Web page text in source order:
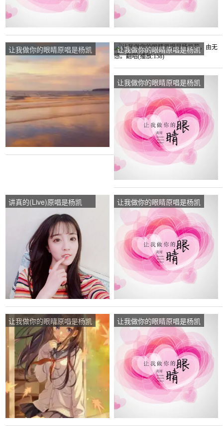
让我做你的眼睛原唱是杨凯
莉，由停港.瓶邪翻唱(播
放:50)
让我做你的眼睛原唱是杨凯
莉，由无感。翻唱(播
放:158)
让我做你的眼睛原唱是杨凯
莉，由℡阿叼翻唱(播
放:64)
讲真的(Live)原唱是杨凯
莉，由愤怒的雪人翻唱(播
让我做你的眼睛原唱是杨凯
莉，由艺海晓丽翻唱(播
放:15)
让我做你的眼睛原唱是杨凯
莉，由贤音轩❀凉雪儿&翻
唱(播放:111)
让我做你的眼睛原唱是杨凯
莉，由歪哥翻唱(试听次
数:93)